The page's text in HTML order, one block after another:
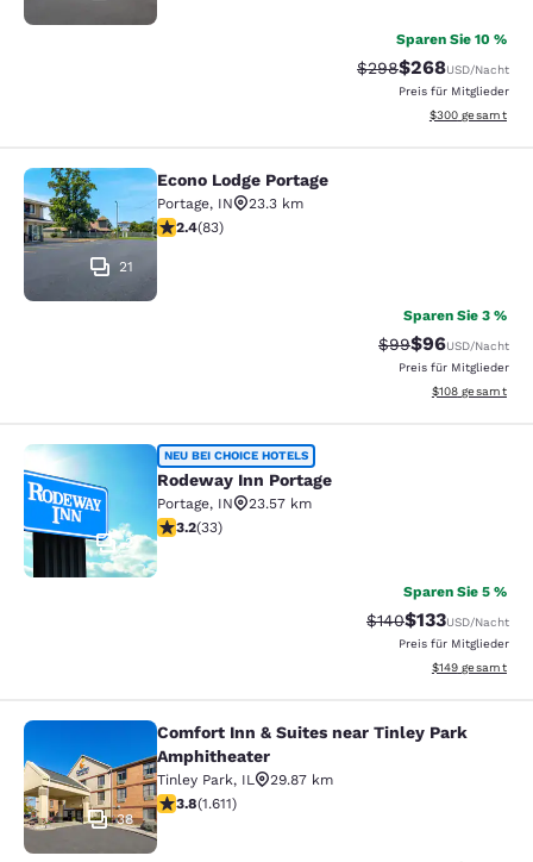
Sparen Sie 10 %
Durchgestrichener
$298Vergünstigter
$268USD/Nacht
Preis für Mitglieder
Geschätzte
$300 gesamt
Econo Lodge Portage
21
Econo Lodge Portage
Portage, IN
23.3 km
2.35-Sterne-Bewertung. Mittelmäßig. 83 Bewertungen
2.4(83)
Sparen Sie 3 %
Durchgestrichener
$99Vergünstigter
$96USD/Nacht
Preis für Mitglieder
Geschätzte
$108 gesamt
Rodeway Inn Portage
2
NEU BEI CHOICE HOTELS
Rodeway Inn Portage
Portage, IN
23.57 km
3.18-Sterne-Bewertung. Gut. 33 Bewertungen
3.2(33)
Sparen Sie 5 %
Durchgestrichener
$140Vergünstigter
$133USD/Nacht
Preis für Mitglieder
Geschätzte
$149 gesamt
Comfort Inn & Suites near Tinley
38
Comfort Inn & Suites near Tinley Park
Amphitheater
Tinley Park, IL
29.87 km
3.8-Sterne-Bewertung. Gut. 1611 Bewertungen
3.8(1.611)